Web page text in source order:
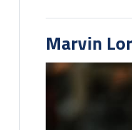
Marvin